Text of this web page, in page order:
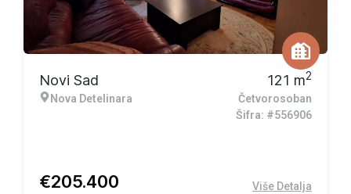
Ekskluzivna ponuda
Novi Sad
Nova Detelinara
121 m2
Četvorosoban
Šifra: #556906
€205.400 Više Detalja